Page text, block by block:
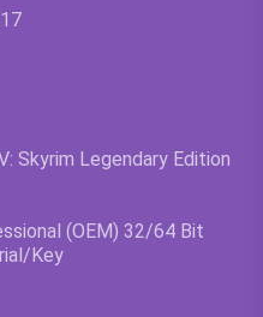
Skyrim Legendary Edition
(OEM) 32/64 Bit
Key